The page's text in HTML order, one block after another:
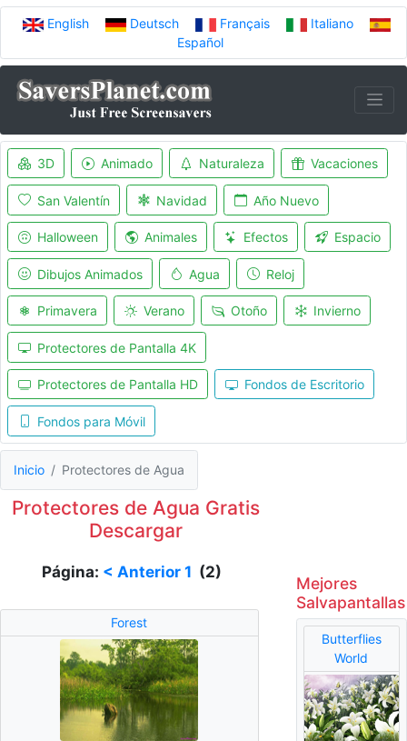
English Deutsch Français
Italiano
Español
3D Animado Naturaleza Vacaciones
San Valentín Navidad Año Nuevo
Halloween Animales Efectos Espacio
Dibujos Animados Agua Reloj
Primavera Verano Otoño Invierno
Protectores de Pantalla 4K
Protectores de Pantalla HD Fondos de Escritorio
Fondos para Móvil
Inicio Protectores de Agua
Protectores de Agua Gratis
Descargar
Página: < Anterior 1 (2)
Forest
Mejores
Salvapantallas
Butterflies
World